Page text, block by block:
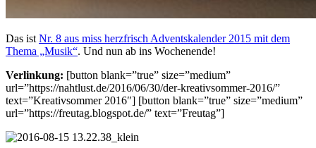
Das ist Nr. 8 aus miss herzfrisch Adventskalender 2015 mit dem
Thema „Musik“. Und nun ab ins Wochenende!
Verlinkung: [button blank=”true” size=”medium”
url=”https://nahtlust.de/2016/06/30/der-kreativsommer-2016/”
text=”Kreativsommer 2016″] [button blank=”true” size=”medium”
url=”https://freutag.blogspot.de/” text=”Freutag”]